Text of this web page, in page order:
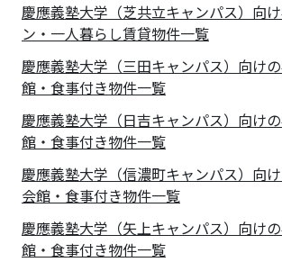
慶應義塾大学（芝共立キャンパス）向
ン・一人暮らし賃貸物件一覧
慶應義塾大学（三田キャンパス）向け
館・食事付き物件一覧
慶應義塾大学（日吉キャンパス）向け
館・食事付き物件一覧
慶應義塾大学（信濃町キャンパス）向
会館・食事付き物件一覧
慶應義塾大学（矢上キャンパス）向け
館・食事付き物件一覧